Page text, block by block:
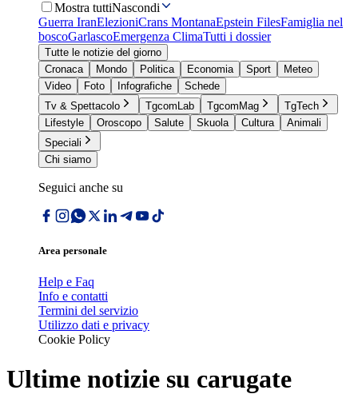
Mostra tuttiNascondi
Guerra IranElezioniCrans MontanaEpstein FilesFamiglia nel
boscoGarlascoEmergenza ClimaTutti i dossier
Tutte le notizie del giorno
Cronaca
Mondo Politica Economia Sport
Meteo
Video
Foto Infografiche
Schede
Tv & Spettacolo
TgcomLab TgcomMag
TgTech
Lifestyle
Oroscopo Salute Skuola Cultura
Animali
Speciali
Chi siamo
Seguici anche su
Area personale
Help e Faq
Info e contatti
Termini del servizio
Utilizzo dati e privacy
Cookie Policy
Ultime notizie su carugate